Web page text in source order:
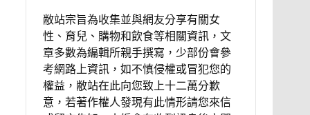
敝站宗旨為收集並與網友分享有關女
性、育兒、購物和飲食等相關資訊，文
章多數為編輯所親手撰寫，少部份會參
考網路上資訊，如不慎侵權或冒犯您的
權益，敝站在此向您致上十二萬分歉
意，若著作權人發現有此情形請您來信